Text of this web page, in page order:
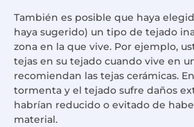
También es posible que haya
haya sugerido) un tipo de tejado
zona en la que vive. Por ejemplo,
tejas en su tejado cuando vive en
recomiendan las tejas cerámicas.
tormenta y el tejado sufre daños
habrían reducido o evitado de
material.